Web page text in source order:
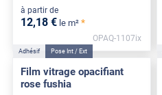
à partir de
12,18 € le m² *
OPAQ-1107ix
Adhésif Pose Int / Ext
Film vitrage opacifiant
rose fushia